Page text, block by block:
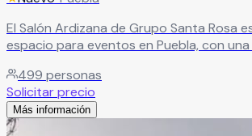
El Salón Ardizana de Grupo Santa Rosa
espacio para eventos en Puebla, con
Sus instalaciones de alta calidad crean el
perfecto para celebraciones sofisticadas.
499 personas
Solicitar precio
Más información